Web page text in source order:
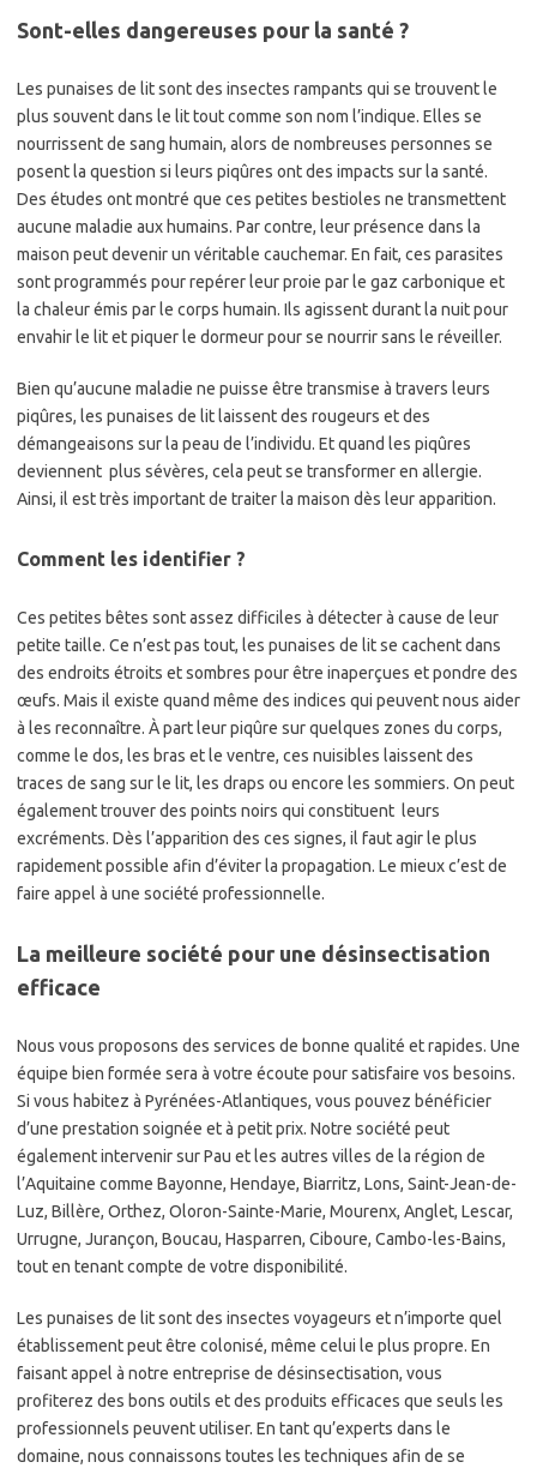
Sont-elles dangereuses pour la santé ?
Les punaises de lit sont des insectes rampants qui se trouvent le
plus souvent dans le lit tout comme son nom l’indique. Elles se
nourrissent de sang humain, alors de nombreuses personnes se
posent la question si leurs piqûres ont des impacts sur la santé.
Des études ont montré que ces petites bestioles ne transmettent
aucune maladie aux humains. Par contre, leur présence dans la
maison peut devenir un véritable cauchemar. En fait, ces parasites
sont programmés pour repérer leur proie par le gaz carbonique et
la chaleur émis par le corps humain. Ils agissent durant la nuit pour
envahir le lit et piquer le dormeur pour se nourrir sans le réveiller.
Bien qu’aucune maladie ne puisse être transmise à travers leurs
piqûres, les punaises de lit laissent des rougeurs et des
démangeaisons sur la peau de l’individu. Et quand les piqûres
deviennent plus sévères, cela peut se transformer en allergie.
Ainsi, il est très important de traiter la maison dès leur apparition.
Comment les identifier ?
Ces petites bêtes sont assez difficiles à détecter à cause de leur
petite taille. Ce n’est pas tout, les punaises de lit se cachent dans
des endroits étroits et sombres pour être inaperçues et pondre des
œufs. Mais il existe quand même des indices qui peuvent nous aider
à les reconnaître. À part leur piqûre sur quelques zones du corps,
comme le dos, les bras et le ventre, ces nuisibles laissent des
traces de sang sur le lit, les draps ou encore les sommiers. On peut
également trouver des points noirs qui constituent leurs
excréments. Dès l’apparition des ces signes, il faut agir le plus
rapidement possible afin d’éviter la propagation. Le mieux c’est de
faire appel à une société professionnelle.
La meilleure société pour une désinsectisation
efficace
Nous vous proposons des services de bonne qualité et rapides. Une
équipe bien formée sera à votre écoute pour satisfaire vos besoins.
Si vous habitez à Pyrénées-Atlantiques, vous pouvez bénéficier
d’une prestation soignée et à petit prix. Notre société peut
également intervenir sur Pau et les autres villes de la région de
l’Aquitaine comme Bayonne, Hendaye, Biarritz, Lons, Saint-Jean-de-
Luz, Billère, Orthez, Oloron-Sainte-Marie, Mourenx, Anglet, Lescar,
Urrugne, Jurançon, Boucau, Hasparren, Ciboure, Cambo-les-Bains,
tout en tenant compte de votre disponibilité.
Les punaises de lit sont des insectes voyageurs et n’importe quel
établissement peut être colonisé, même celui le plus propre. En
faisant appel à notre entreprise de désinsectisation, vous
profiterez des bons outils et des produits efficaces que seuls les
professionnels peuvent utiliser. En tant qu’experts dans le
domaine, nous connaissons toutes les techniques afin de se